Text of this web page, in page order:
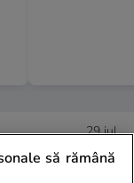
29 iul.
să rămână